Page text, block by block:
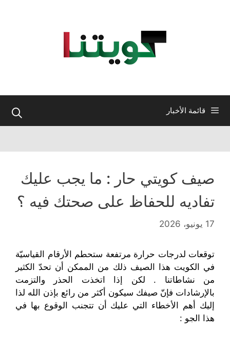
قائمة الأخبار
صيف كويتي حار : ما يجب عليك
تفاديه للحفاظ على صحتك فيه ؟
17 يونيو، 2026
توقعات لدرجات حرارة مرتفعة ستحطم الأرقام القياسيّة
في الكويت هذا الصيف ذلك من الممكن أن تحدّ الكثير
من نشاطاتنا . لكن إذا اتخذت الحذر والتزمت
بالإرشادات فإنّ صيفك سيكون أكثر من رائع بإذن الله لذا
إليك أهم الأخطاء التي عليك أن تتجنب الوقوع بها في
هذا الجو :